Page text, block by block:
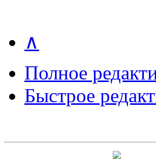
∧
Полное
Быстрое